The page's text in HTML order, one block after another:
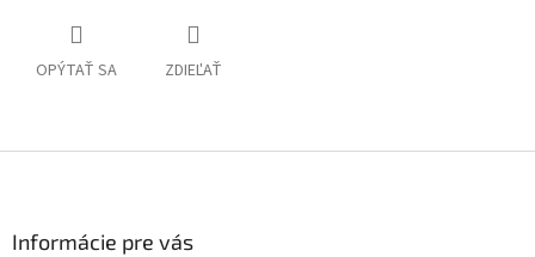
OPÝTAŤ SA ZDIEĽAŤ
Informácie pre vás